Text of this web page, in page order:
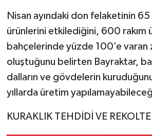
Nisan ayındaki don felaketinin 65
ürünlerini etkilediğini, 600 rakım
bahçelerinde yüzde 100’e varan
oluştuğunu belirten Bayraktar,
dalların ve gövdelerin
yıllarda üretim
KURAKLIK TEHDİDİ VE